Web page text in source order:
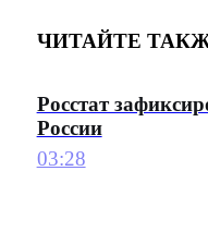
ЧИТАЙТЕ
Росстат
России
03:28